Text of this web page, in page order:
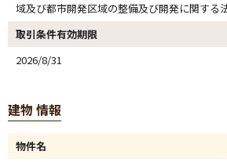
域及び都市開発区域の整備及び開発に関する
取引条件有効期限
2026/8/31
建物 情報
物件名